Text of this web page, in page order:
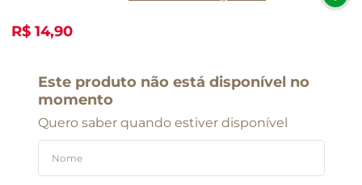
R$ 14,90
Este produto não está disponível no
momento
Quero saber quando estiver disponível